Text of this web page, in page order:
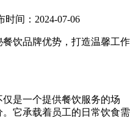
时间：2024-07-06
饮品牌优势，打造温馨工作
是一个提供餐饮服务的场
它承载着员工的日常饮食需